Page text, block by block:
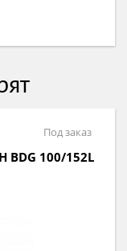
Под заказ
BDG 100/152L